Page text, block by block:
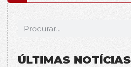
ÚLTIMAS NOTÍCIAS